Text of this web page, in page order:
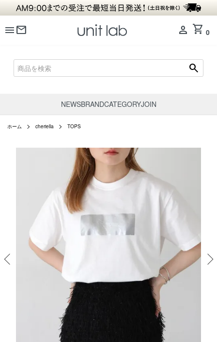
menumail person shopping_cart 0
search
NEWSBRANDCATEGORYJOIN
ホーム cheriella TOPS